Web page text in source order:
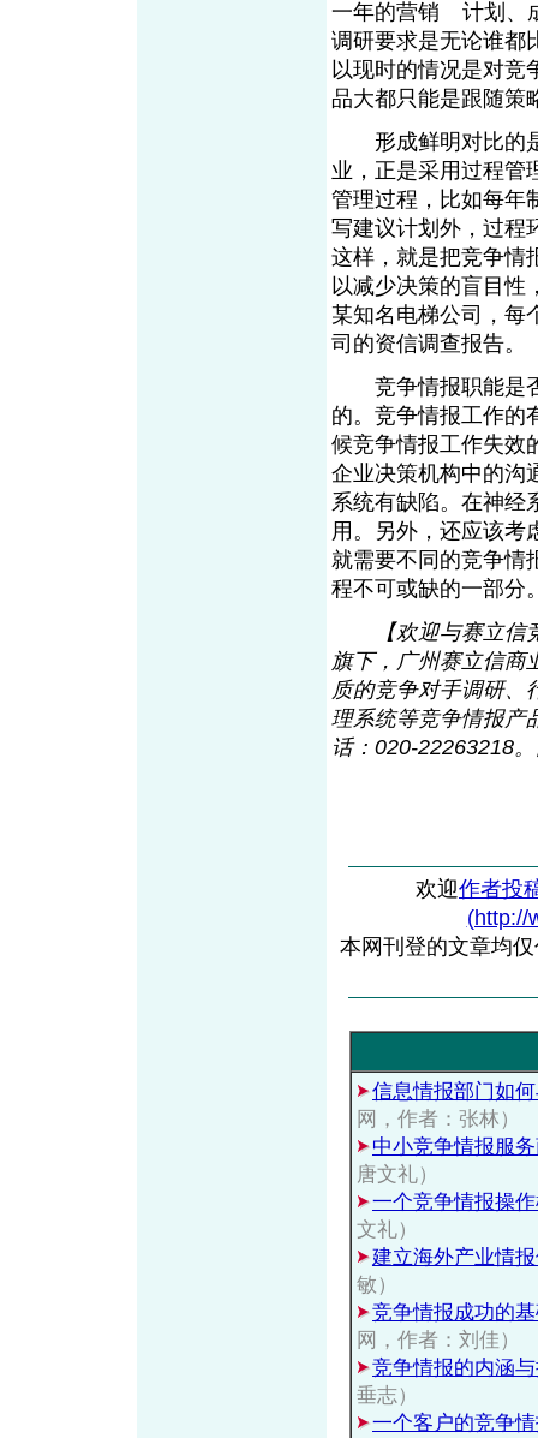
一年的营销
计划、
调研要求是无论谁都
以现时的情况是对竞
品大都只能是跟随策
形成鲜明对比的是
业，正是采用过程管
管理过程，比如每年
写建议计划外，过程
这样，就是把竞争情
以减少决策的盲目性
某知名电梯公司，每
司的资信调查报告。
竞争情报职能是否
的。竞争情报工作的
候竞争情报工作失效
企业决策机构中的沟
系统有缺陷。在神经
用。另外，还应该考
就需要不同的竞争情
程不可或缺的一部分
【欢迎与赛立
旗下，广州赛立信商
质的竞争对手调研、
理系统等竞争情报产
话：020-22263218
欢迎作者投
(http://
本网刊登的文章均
信息情报部门如
网，作者：张林）
中小竞争情报服
唐文礼）
一个竞争情报操
文礼）
建立海外产业情
敏）
竞争情报成功的
网，作者：刘佳）
竞争情报的内涵
垂志）
一个客户的竞争